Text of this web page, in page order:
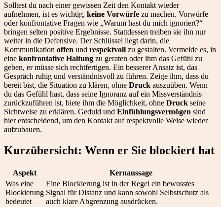
Solltest du nach einer gewissen Zeit den Kontakt wieder
aufnehmen, ist es wichtig, keine Vorwürfe zu machen. Vorwürfe
oder konfrontative Fragen wie „Warum hast du mich ignoriert?“
bringen selten positive Ergebnisse. Stattdessen treiben sie ihn nur
weiter in die Defensive. Der Schlüssel liegt darin, die
Kommunikation offen und respektvoll zu gestalten. Vermeide es, in
eine konfrontative Haltung zu geraten oder ihm das Gefühl zu
geben, er müsse sich rechtfertigen. Ein besserer Ansatz ist, das
Gespräch ruhig und verständnisvoll zu führen. Zeige ihm, dass du
bereit bist, die Situation zu klären, ohne Druck auszuüben. Wenn
du das Gefühl hast, dass seine Ignoranz auf ein Missverständnis
zurückzuführen ist, biete ihm die Möglichkeit, ohne Druck seine
Sichtweise zu erklären. Geduld und Einfühlungsvermögen sind
hier entscheidend, um den Kontakt auf respektvolle Weise wieder
aufzubauen.
Kurzübersicht: Wenn er Sie blockiert hat
Aspekt
Kernaussage
Was eine
Blockierung
bedeutet
Eine Blockierung ist in der Regel ein bewusstes
Signal für Distanz und kann sowohl Selbstschutz als
auch klare Abgrenzung ausdrücken.